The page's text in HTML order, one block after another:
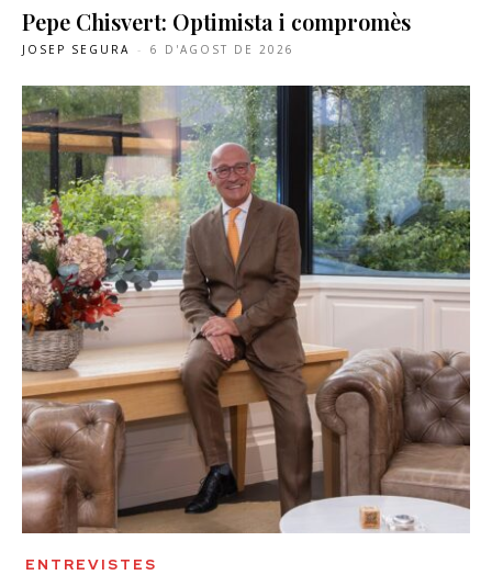
Pepe Chisvert: Optimista i compromès
JOSEP SEGURA - 6 D'AGOST DE 2026
ENTREVISTES